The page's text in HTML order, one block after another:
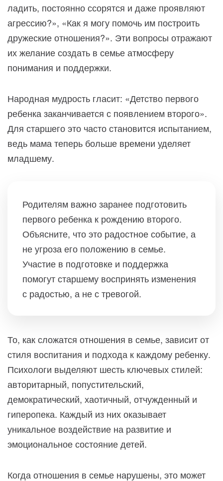
ладить, постоянно ссорятся и даже проявляют
агрессию?», «Как я могу помочь им построить
дружеские отношения?». Эти вопросы отражают
их желание создать в семье атмосферу
понимания и поддержки.
Народная мудрость гласит: «Детство первого
ребенка заканчивается с появлением второго».
Для старшего это часто становится испытанием,
ведь мама теперь больше времени уделяет
младшему.
Родителям важно заранее подготовить
первого ребенка к рождению второго.
Объясните, что это радостное событие, а
не угроза его положению в семье.
Участие в подготовке и поддержка
помогут старшему воспринять изменения
с радостью, а не с тревогой.
То, как сложатся отношения в семье, зависит от
стиля воспитания и подхода к каждому ребенку.
Психологи выделяют шесть ключевых стилей:
авторитарный, попустительский,
демократический, хаотичный, отчужденный и
гиперопека. Каждый из них оказывает
уникальное воздействие на развитие и
эмоциональное состояние детей.
Когда отношения в семье нарушены, это может